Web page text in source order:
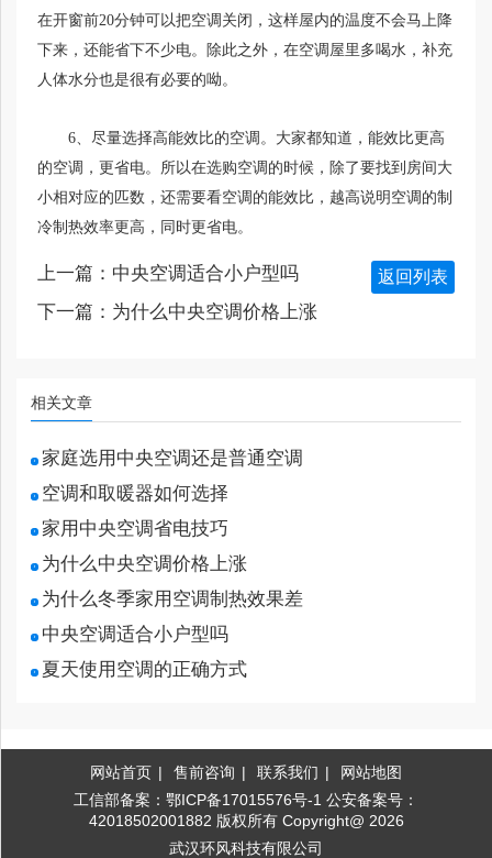
在开窗前20分钟可以把空调关闭，这样屋内的温度不会马上降
下来，还能省下不少电。除此之外，在空调屋里多喝水，补充
人体水分也是很有必要的呦。
6、尽量选择高能效比的空调。大家都知道，能效比更高
的空调，更省电。所以在选购空调的时候，除了要找到房间大
小相对应的匹数，还需要看空调的能效比，越高说明空调的制
冷制热效率更高，同时更省电。
返回列表
上一篇： 中央空调适合小户型吗
下一篇： 为什么中央空调价格上涨
相关文章
家庭选用中央空调还是普通空调
空调和取暖器如何选择
家用中央空调省电技巧
为什么中央空调价格上涨
为什么冬季家用空调制热效果差
中央空调适合小户型吗
夏天使用空调的正确方式
网站首页 | 售前咨询 | 联系我们 |
网站地图
工信部备案：鄂ICP备17015576号-1 公安备案号：
42018502001882 版权所有 Copyright@ 2026
武汉环风科技有限公司